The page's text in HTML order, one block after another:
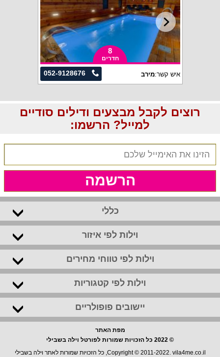
8
חדרים
052-9128676 איש קשר:מירב
רוצים לקבל מבצעים ודילים סודיים
למייל? הרשמו:
הרשמה
כללי
וילות לפי איזור
וילות לפי טווחי מחירים
וילות לפי קטגוריות
יישובים פופולריים
מפת האתר
© 2022 כל הזכויות שמורות לפורטל וילה בשבילי
Copyright © 2011-2022. vila4me.co.il, כל הזכויות שמורות לאתר וילה בשבילי